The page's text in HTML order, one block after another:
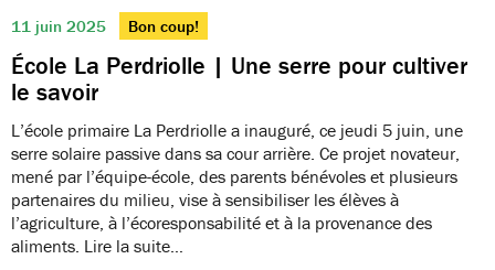
11 juin 2025 Bon coup!
École La Perdriolle | Une serre pour cultiver
le savoir
L’école primaire La Perdriolle a inauguré, ce jeudi 5 juin, une
serre solaire passive dans sa cour arrière. Ce projet novateur,
mené par l’équipe-école, des parents bénévoles et plusieurs
partenaires du milieu, vise à sensibiliser les élèves à
l’agriculture, à l’écoresponsabilité et à la provenance des
aliments. Lire la suite…